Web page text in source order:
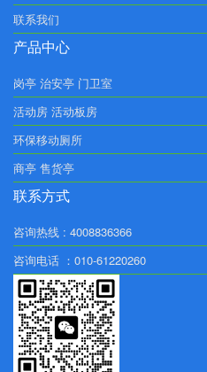
联系我们
产品中心
岗亭 治安亭 门卫室
活动房 活动板房
环保移动厕所
商亭 售货亭
联系方式
咨询热线 : 4008836366
咨询电话 ：010-61220260